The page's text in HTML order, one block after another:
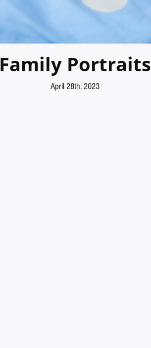
Family Portraits
April 28th, 2023